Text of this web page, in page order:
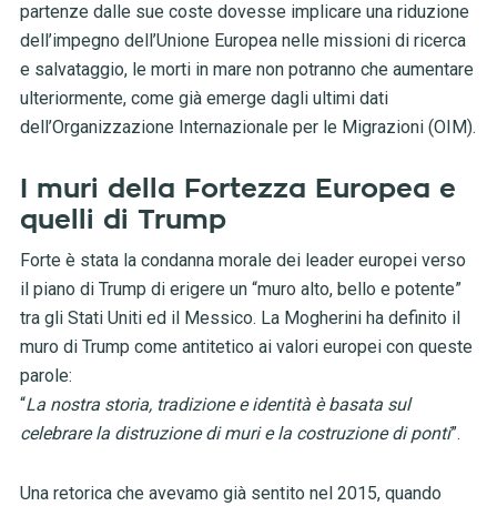
partenze dalle sue coste dovesse implicare una riduzione
dell’impegno dell’Unione Europea nelle missioni di ricerca
e salvataggio, le morti in mare non potranno che aumentare
ulteriormente, come già emerge dagli ultimi dati
dell’Organizzazione Internazionale per le Migrazioni (OIM).
I muri della Fortezza Europea e
quelli di Trump
Forte è stata la condanna morale dei leader europei verso
il piano di Trump di erigere un “muro alto, bello e potente”
tra gli Stati Uniti ed il Messico. La Mogherini ha definito il
muro di Trump come antitetico ai valori europei con queste
parole:
“La nostra storia, tradizione e identità è basata sul
celebrare la distruzione di muri e la costruzione di ponti”.
Una retorica che avevamo già sentito nel 2015, quando